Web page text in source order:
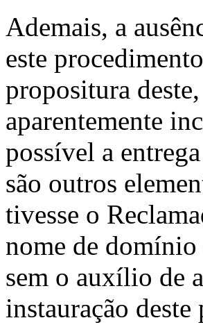
Ademais, a
este
propositura
aparentemente
possível a
são outros
tivesse o
nome de domínio
sem o auxílio de
instauração